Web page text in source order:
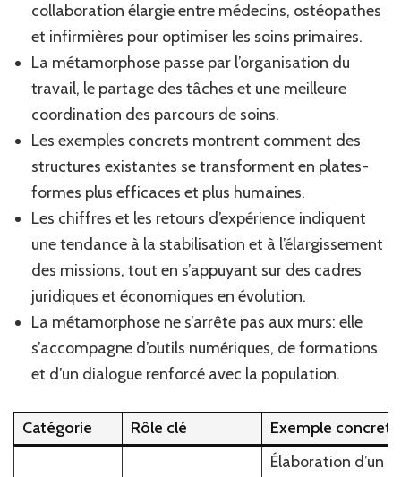
collaboration élargie entre médecins, ostéopathes
et infirmières pour optimiser les soins primaires.
La métamorphose passe par l’organisation du
travail, le partage des tâches et une meilleure
coordination des parcours de soins.
Les exemples concrets montrent comment des
structures existantes se transforment en plates-
formes plus efficaces et plus humaines.
Les chiffres et les retours d’expérience indiquent
une tendance à la stabilisation et à l’élargissement
des missions, tout en s’appuyant sur des cadres
juridiques et économiques en évolution.
La métamorphose ne s’arrête pas aux murs: elle
s’accompagne d’outils numériques, de formations
et d’un dialogue renforcé avec la population.
Catégorie Rôle clé Exemple concret
Élaboration d’un